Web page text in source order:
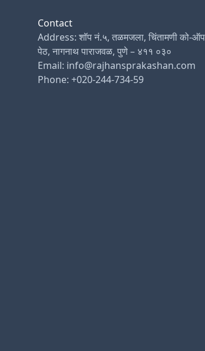
Contact
Address: शॉप नं.५, तळमजला, चिंतामणी को-
पेठ, नागनाथ पाराजवळ, पुणे – ४११ ०३०
Email: info@rajhansprakashan.com
Phone: +020-244-734-59